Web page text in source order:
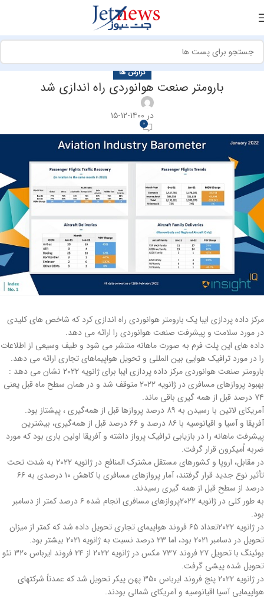
گزارش ها
بارومتر صنعت هوانوردی راه اندازی شد
در ۱۴۰۰-۱۲-۱۵
0
مرکز داده پردازی ایبا یک بارومتر هوانوردی راه اندازی کرد که شاخص های کلیدی
در مورد سلامت و پیشرفت صنعت هوانوردی را ارائه می دهد.
داده های این پلت فرم به صورت ماهانه منتشر می شود و طیف وسیعی از اطلاعات
را در مورد ترافیک هوایی بین المللی و تحویل هواپیماهای تجاری ارائه می دهد.
بارومتر صنعت هوانوردی مرکز داده پردازی ایبا برای ژانویه ۲۰۲۲ نشان می دهد :
بهبود پروازهای مسافری در ژانویه ۲۰۲۲ متوقف شد و در همان سطح ماه قبل یعنی
۷۴ درصد قبل از همه گیری باقی ماند.
آمریکای لاتین با رسیدن به ۸۹ درصد پروازها قبل از همه‌گیری ، پیشتاز بود.
آفریقا و آسیا و اقیانوسیه با ۸۶ درصد و ۶۶ درصد قبل از همه‌گیری، بیشترین
پیشرفت ماهانه را در بازیابی ترافیک پرواز داشته‌ و آفریقا اولین باری بود که مورد
ضربه اُمیکرون قرار گرفت.
در مقابل، اروپا و کشورهای مستقل مشترک المنافع در ژانویه ۲۰۲۲ به شدت تحت
تأثیر نوع جدید قرار گرفتند، آمار پروازهای مسافری با کاهش ۱۰ درصدی به ۶۶
درصد از سطح قبل از همه گیری رسیدند.
به طور کلی در ژانویه ۲۰۲۲پروازهای مسافری انجام شده ۶ درصد کمتر از دسامبر
بود.
در ژانویه ۲۰۲۲تعداد ۶۵ فروند هواپیمای تجاری تحویل داده شد که کمتر از میزان
تحویل در دسامبر ۲۰۲۱ بود، اما ۲۳ درصد نسبت به ژانویه ۲۰۲۱ بیشتر بود.
بوئینگ با تحویل ۲۷ فروند ۷۳۷ مکس در ژانویه ۲۰۲۲ از ۲۴ فروند ایرباس ۳۲۰ نئو
تحویل شده پیشی گرفت.
در ژانویه ۲۰۲۲ پنج فروند ایرباس ۳۵۰ پهن پیکر تحویل شد که عمدتاً شرکتهای
هواپیمایی آسیا اقیانوسیه و آمریکای شمالی بودند.